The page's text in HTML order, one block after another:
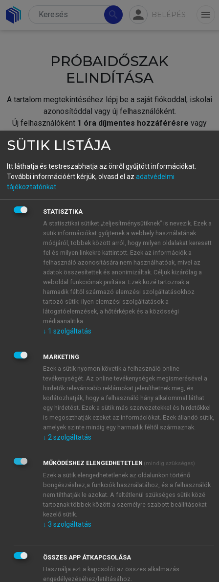
search person BELÉPÉS menu
PRÓBAIDŐSZAK
ELINDÍTÁSA
A tartalom megtekintéséhez lépj be a saját fiókoddal, iskolai
azonosítóddal vagy új felhasználóként.
Új felhasználóként 1 óra díjmentes hozzáférésre vagy
fiókoddal,vagy hozz létre új fiókot.
A regisztráció után apróbaidőszakautomatikusan
BELÉPÉS SAJÁT FIÓKKAL
ÚJ FIÓK LÉTREHOZÁSA
1 óra díjmentes hozzáférés
E-MAIL-CÍM
JELSZÓ
JELSZÓ ÚJRA
Kérek értesítést a MeRSZ újdonságairól, akcióiról.
Kérek értesítést az Akadémiai Kiadó Zrt. újdonságairól,
Adatkezelési tájékoztatóbanfoglaltakat tudomásul
veszem és elfogadom.
Általános vásárlási feltételeket, valamint a szotar.netés a
mersz.huoldalak licencszerződéseiben foglaltakat
tudomásul veszem és elfogadom.
KIPRÓBÁLOM
SÜTIK LISTÁJA
Itt láthatja és testreszabhatja az önről gyűjtött információkat.
További információért kérjük, olvasd el az adatvédelmi
tájékoztatónkat
STATISZTIKA
A statisztikai sütiket „teljesítménysütiknek” is nevezik. Ezek a
sütik információkat gyűjtenek a webhely használatának
módjáról, többek között arról, hogy milyen oldalakat keresett
fel és milyen linkekre kattintott. Ezek az információk a
felhasználó azonosítására nem használhatóak, mivel az
adatok összesítettek és anonimizáltak. Céljuk kizárólag a
weboldal funkcióinak javítása. Ezek közé tartoznak a
harmadik féltől származó elemzési szolgáltatásokhoz
tartozó sütik; ilyen elemzési szolgáltatások a
látogatóelemzések, a hőtérképek és a közösségi
médiaanalitika.
↓ 1 szolgáltatás
MARKETING
Ezek a sütik nyomon követik a felhasználó online
tevékenységét. Az online tevékenységek megismerésével a
hirdetők relevánsabb reklámokat jeleníthetnek meg, és
korlátozhatják, hogy a felhasználó hány alkalommal láthat
egy hirdetést. Ezek a sütik más szervezetekkel és hirdetőkkel
is megoszthatják ezeket az információkat. Ezek állandó sütik,
amelyek szinte mindig egy harmadik féltől származnak.
↓ 2 szolgáltatás
MŰKÖDÉSHEZ ELENGEDHETETLEN (mindig szükséges)
Ezek a sütik elengedhetetlenek az oldalunkon történő
böngészéshez,a funkciók használatához, és a felhasználók
nem tilthatják le azokat. A feltétlenül szükséges sütik közé
tartoznak többek között a személyre szabott beállításokat
kezelő sütik.
↓ 3 szolgáltatás
ÖSSZES APP ÁTKAPCSOLÁSA
Használja ezt a kapcsolót az összes alkalmazás
engedélyezéséhez/letiltásához.